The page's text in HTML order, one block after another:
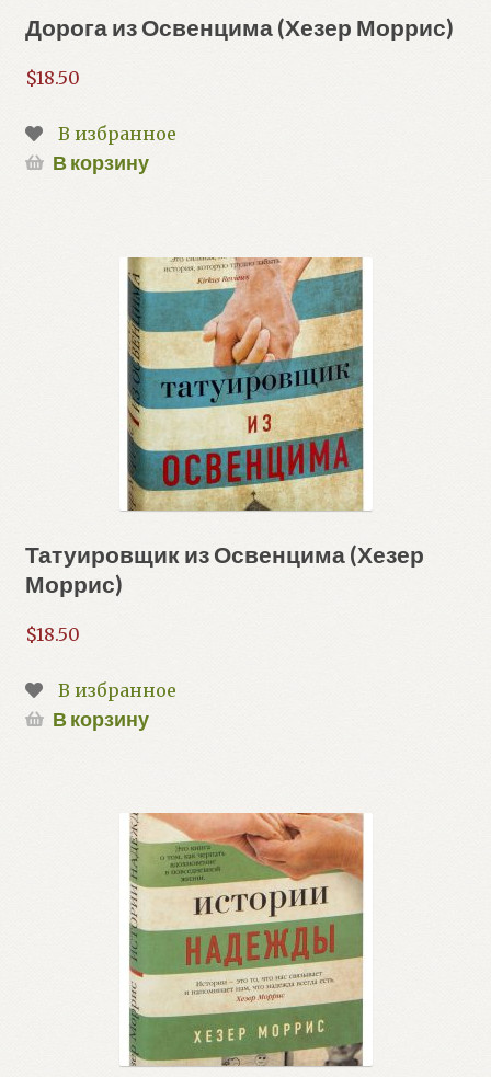
Дорога из Освенцима (Хезер Моррис)
$18.50
В избранное
В корзину
Татуировщик из Освенцима (Хезер
Моррис)
$18.50
В избранное
В корзину